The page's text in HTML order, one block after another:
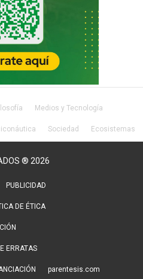
Medios y Tecnología
Sociedad Ecosistemas
® 2026
PUBLICIDAD
DE ÉTICA
ERRATAS
parentesis.com